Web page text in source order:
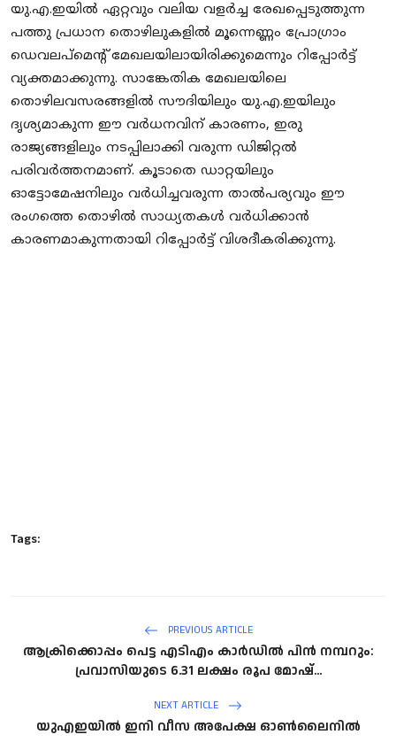
യു.എ.ഇയില്‍ ഏറ്റവും വലിയ വളര്‍ച്ച രേഖപ്പെടുത്തുന്ന
പത്തു പ്രധാന തൊഴിലുകളില്‍ മൂന്നെണ്ണം പ്രോഗ്രാം
ഡെവലപ്‌മെന്റ് മേഖലയിലായിരിക്കുമെന്നും റിപ്പോർട്ട്
വ്യക്തമാക്കുന്നു. സാങ്കേതിക മേഖലയിലെ
തൊഴിലവസരങ്ങളിൽ സൗദിയിലും യു.എ.ഇയിലും
ദൃശ്യമാകുന്ന ഈ വർധനവിന് കാരണം, ഇരു
രാജ്യങ്ങളിലും നടപ്പിലാക്കി വരുന്ന ഡിജിറ്റല്‍
പരിവര്‍ത്തനമാണ്. കൂടാതെ ഡാറ്റയിലും
ഓട്ടോമേഷനിലും വര്‍ധിച്ചവരുന്ന താല്‍പര്യവും ഈ
രംഗത്തെ തൊഴിൽ സാധ്യതകൾ വർധിക്കാൻ
കാരണമാകുന്നതായി റിപ്പോർട്ട് വിശദീകരിക്കുന്നു.
Tags:
PREVIOUS ARTICLE
ആക്രിക്കൊപ്പം പെട്ട എടിഎം കാര്‍ഡിൽ പിൻ നമ്പറും:
പ്രവാസിയുടെ 6.31 ലക്ഷം രൂപ മോഷ്...
NEXT ARTICLE
യുഎഇയിൽ ഇനി വീസ അപേക്ഷ ഓൺലൈനിൽ